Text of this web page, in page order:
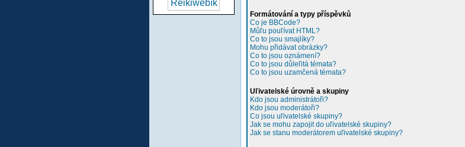
Formátování a typy příspěvků
Co je BBCode?
Můľu pouľívat HTML?
Co to jsou smajlíky?
Mohu přidávat obrázky?
Co to jsou oznámení?
Co to jsou důleľitá témata?
Co to jsou uzamčená témata?
Uľivatelské úrovně a skupiny
Kdo jsou administrátoři?
Kdo jsou moderátoři?
Co jsou uľivatelské skupiny?
Jak se mohu zapojit do uľivatelské skupiny?
Jak se stanu moderátorem uľivatelské skupiny?